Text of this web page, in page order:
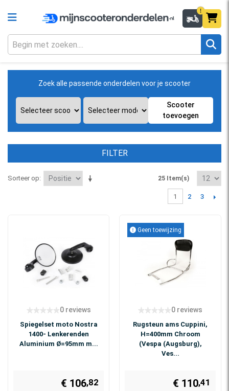
Zoek alle passende onderdelen voor je scooter
Scooter
toevoegen
FILTER
Sorteer op 25 Item(s)
1 2 3
0 reviews
Spiegelset moto Nostra
1400- Lenkerenden
Aluminium Ø=95mm m...
€ 106,82
Geen toewijzing
0 reviews
Rugsteun ams Cuppini,
H=400mm Chroom
(Vespa (Augsburg),
Ves...
€ 110,41